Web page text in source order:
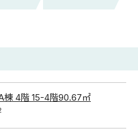
棟 4階 15-4階90.67㎡